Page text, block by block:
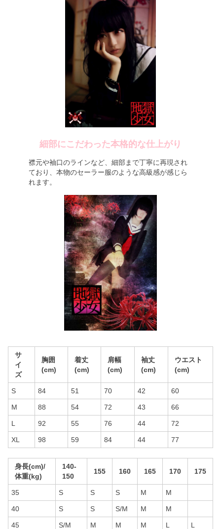
細部にこだわった本格的な仕上がり
襟元や袖口のラインなど、細部まで丁寧に再現され
ており、本物のセーラー服のような高級感が感じら
れます。
サ
イ
ズ
胸囲
(cm)
着丈
(cm)
肩幅
(cm)
袖丈
(cm)
ウエスト
(cm)
S 84 51 70 42 60
M 88 54 72 43 66
L 92 55 76 44 72
XL 98 59 84 44 77
身長(cm)/
体重(kg)
140-
150
155 160 165 170 175
35 S S S M M
40 S S S/M M M
45 S/M M M M L L